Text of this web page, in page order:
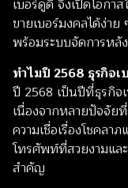
เบอร์ดูดี จึงเปิดโอกา
ขายเบอร์มงคลได้ง่า
พร้อมระบบจัดการหลั
ทำไมปี 2568 ธุรกิจเ
ปี 2568 เป็นปีที่ธุรกิจ
เนื่องจากหลายปัจจั
ความเชื่อเรื่องโชคลา
โทรศัพท์ที่สวยงามแล
สำคัญ